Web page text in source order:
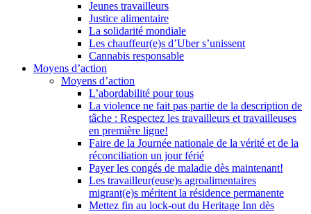
Jeunes travailleurs
Justice alimentaire
La solidarité mondiale
Les chauffeur(e)s d’Uber s’unissent
Cannabis responsable
Moyens d’action
Moyens d’action
L’abordabilité pour tous
La violence ne fait pas partie de la description de
tâche : Respectez les travailleurs et travailleuses
en première ligne!
Faire de la Journée nationale de la vérité et de la
réconciliation un jour férié
Payer les congés de maladie dès maintenant!
Les travailleur(euse)s agroalimentaires
migrant(e)s méritent la résidence permanente
Mettez fin au lock-out du Heritage Inn dès